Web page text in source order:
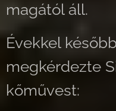
magától áll.
Évekkel
megkérdezte
kőművest: